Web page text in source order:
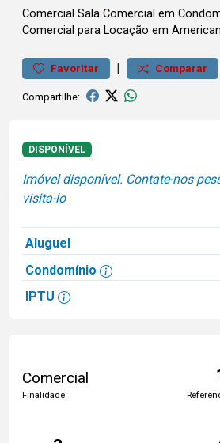
Comercial Sala Comercial em
Comercial para Locação em
Favoritar | Comparar
Compartilhe:
DISPONÍVEL
Imóvel disponível. Contate-nos
visita-lo
Aluguel
Condomínio
IPTU
Comercial
Finalidade